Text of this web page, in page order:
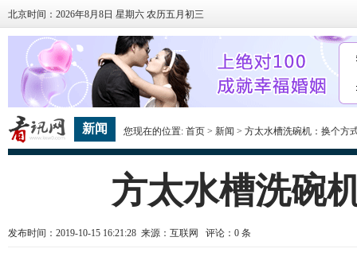
北京时间：2026年8月8日 星期六 农历五月初三
新闻 您现在的位置:首页 >新闻 > 方太水槽洗碗机：换个方
方太水槽洗碗
发布时间：2019-10-15 16:21:28 来源：互联网 评论： 0 条